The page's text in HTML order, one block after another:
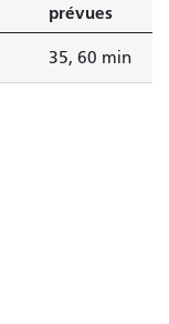
prévues
35, 60 min